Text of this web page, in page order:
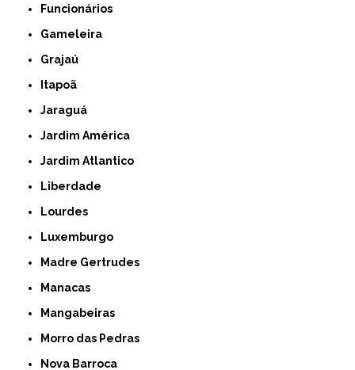
Funcionários
Gameleira
Grajaú
Itapoã
Jaraguá
Jardim América
Jardim Atlantico
Liberdade
Lourdes
Luxemburgo
Madre Gertrudes
Manacas
Mangabeiras
Morro das Pedras
Nova Barroca